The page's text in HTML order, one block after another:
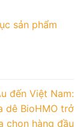
sản phẩm
đến Việt Nam:
dê BioHMO trở
chọn hàng đầu